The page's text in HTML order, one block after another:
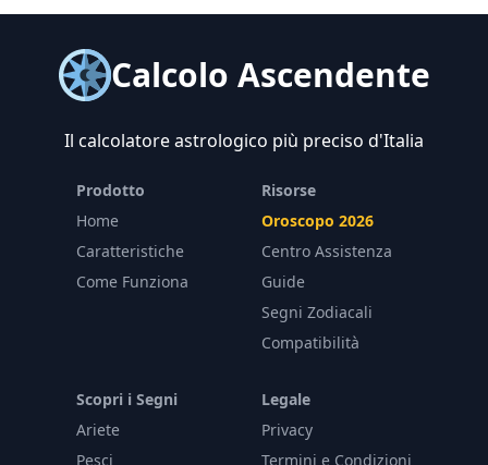
Calcolo Ascendente
Il calcolatore astrologico più preciso d'Italia
Prodotto
Home
Caratteristiche
Come Funziona
Risorse
Oroscopo 2026
Centro Assistenza
Guide
Segni Zodiacali
Compatibilità
Scopri i Segni
Ariete
Pesci
Legale
Privacy
Termini e Condizioni